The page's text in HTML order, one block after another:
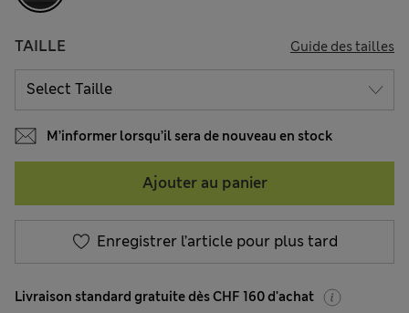
TAILLE Guide des tailles
M’informer lorsqu’il sera de nouveau en stock
Ajouter au panier
Enregistrer l’article pour plus tard
Livraison standard gratuite dès CHF 160 d'achat